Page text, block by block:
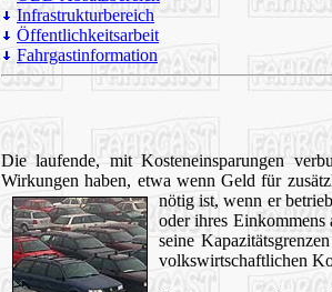
Infrastrukturbereich
Öffentlichkeitsarbeit
Fahrgastinformation
Die laufende, mit Kosteneinsparungen
Wirkungen haben, etwa wenn Geld für
nötig ist, wenn er
oder ihres
seine
volkswirtschaftlichen